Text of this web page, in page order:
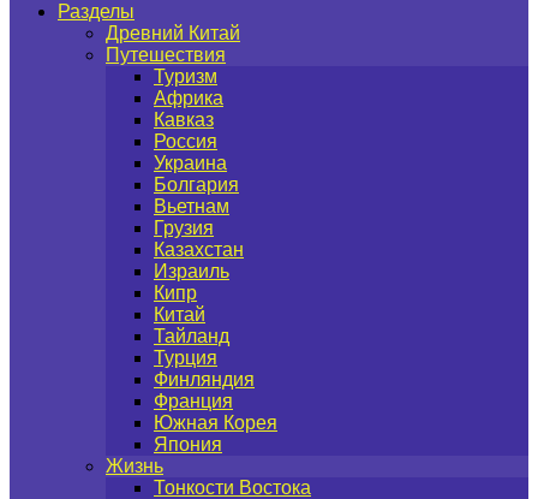
Разделы
Древний Китай
Путешествия
Туризм
Африка
Кавказ
Россия
Украина
Болгария
Вьетнам
Грузия
Казахстан
Израиль
Кипр
Китай
Тайланд
Турция
Финляндия
Франция
Южная Корея
Япония
Жизнь
Тонкости Востока